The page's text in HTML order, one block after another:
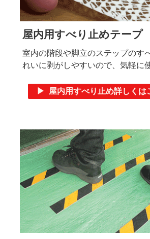
屋内用すべり止めテープ
室内の階段や脚立のステップのす
れいに剥がしやすいので、気軽に
▶ 屋内用すべり止め詳しくは